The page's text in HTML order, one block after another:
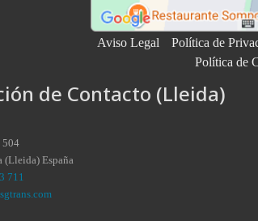
Aviso Legal Política de
Política de
de Contacto (Lleida)
504
(Lleida) España
711